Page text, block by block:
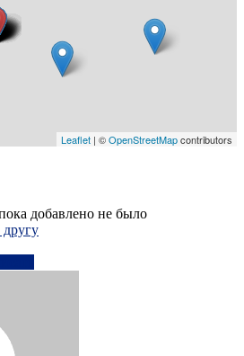
Leaflet | ©OpenStreetMapcontributors
добавлено не было